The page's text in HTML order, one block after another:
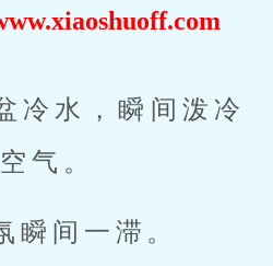
冷水，瞬间泼冷
气。
瞬间一滞。